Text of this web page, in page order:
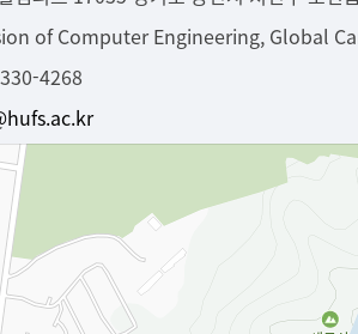
of Computer Engineering, Global
4268